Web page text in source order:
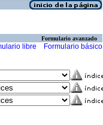
Formulario avanzado
libre Formulario básico